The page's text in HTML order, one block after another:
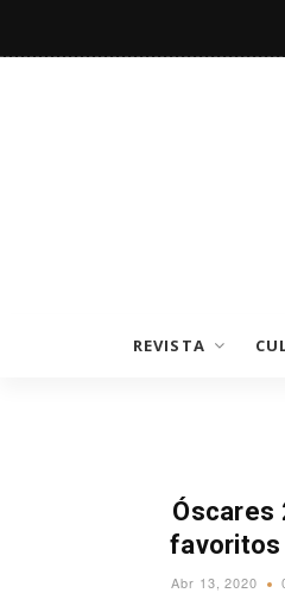
REVISTA
Óscares
favoritos
Abr 13, 2020